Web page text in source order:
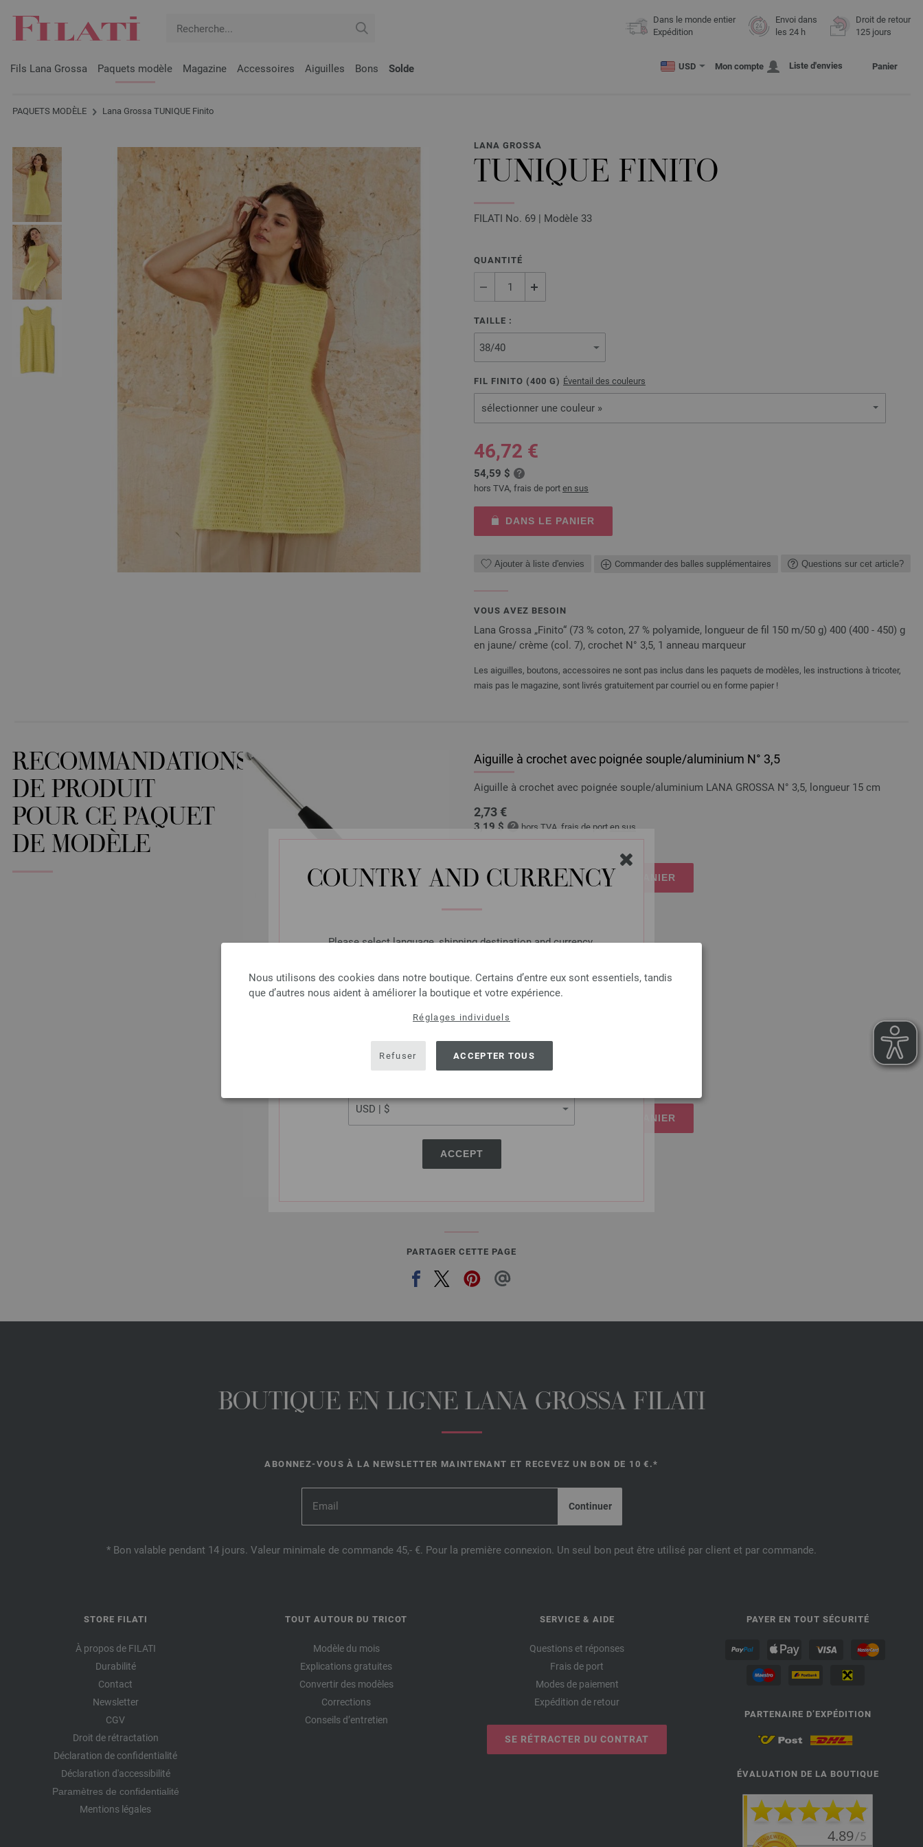
COUNTRY AND CURRENCY
Please select language, shipping destination and currency.
USA - The United States of America
ACCEPT
Nous utilisons des cookies dans notre boutique. Certains d’entre eux sont essentiels, tandis
que d’autres nous aident à améliorer la boutique et votre expérience.
Réglages individuels
Refuser ACCEPTER TOUS
Dans le monde entier
Expédition
Envoi dans
les 24 h
Droit de retour
125 jours
Fils Lana Grossa Paquets modèle Magazine Accessoires Aiguilles Bons Solde USD Mon compte Liste d'envies Panier
PAQUETS MODÈLE Lana Grossa TUNIQUE Finito
LANA GROSSA
TUNIQUE FINITO
FILATI No. 69 | Modèle 33
QUANTITÉ
TAILLE :
FIL FINITO (400 G) Éventail des couleurs
sélectionner une couleur »
46,72 €
54,59 $
hors TVA, frais de port en sus
DANS LE PANIER
Ajouter à liste d'envies Commander des balles supplémentaires Questions sur cet article?
VOUS AVEZ BESOIN
Lana Grossa „Finito“ (73 % coton, 27 % polyamide, longueur de fil 150 m/50 g) 400 (400 - 450) g
en jaune/ crème (col. 7), crochet N° 3,5, 1 anneau marqueur
Les aiguilles, boutons, accessoires ne sont pas inclus dans les paquets de modèles, les instructions à tricoter,
mais pas le magazine, sont livrés gratuitement par courriel ou en forme papier !
RECOMMANDATIONS
DE PRODUIT
POUR CE PAQUET
DE MODÈLE
Aiguille à crochet avec poignée souple/aluminium N° 3,5
Aiguille à crochet avec poignée souple/aluminium LANA GROSSA N° 3,5, longueur 15 cm
2,73 €
3,19 $ hors TVA, frais de port en sus
DANS LE PANIER
Anneaux marqueurs
2,48 €
hors TVA, frais de port
DANS LE PANIER
PARTAGER CETTE PAGE
BOUTIQUE EN LIGNE LANA GROSSA FILATI
ABONNEZ-VOUS À LA NEWSLETTER MAINTENANT ET RECEVEZ UN BON DE 10 €.*
* Bon valable pendant 14 jours. Valeur minimale de commande 45,- €. Pour la première connexion. Un seul bon peut être utilisé par client et par commande.
STORE FILATI
À propos de FILATI
Durabilité
Contact
Newsletter
CGV
Droit de rétractation
Déclaration de confidentialité
Déclaration d'accessibilité
Paramètres de confidentialité
Mentions légales
TOUT AUTOUR DU TRICOT
Modèle du mois
Explications gratuites
Convertir des modèles
Corrections
Conseils d’entretien
SERVICE & AIDE
Questions et réponses
Frais de port
Modes de paiement
Expédition de retour
SE RÉTRACTER DU CONTRAT
PAYER EN TOUT SÉCURITÉ
PARTENAIRE D’EXPÉDITION
ÉVALUATION DE LA BOUTIQUE